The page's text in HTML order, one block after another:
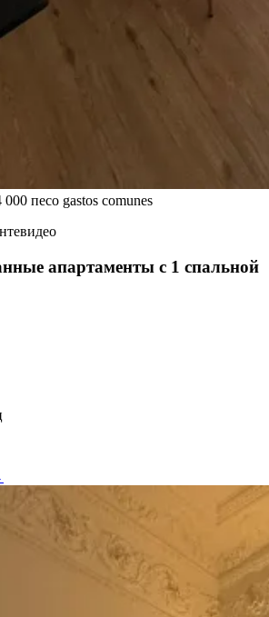
000 песо gastos comunes
апартаменты с 1 спальной